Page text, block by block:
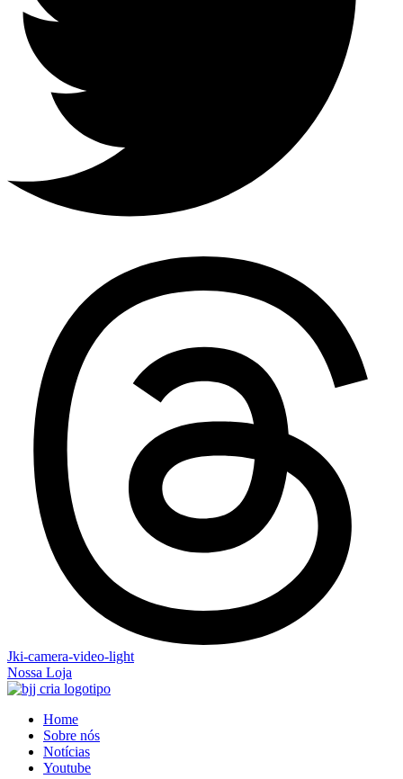
Jki-camera-video-light
Nossa Loja
Home
Sobre nós
Notícias
Youtube